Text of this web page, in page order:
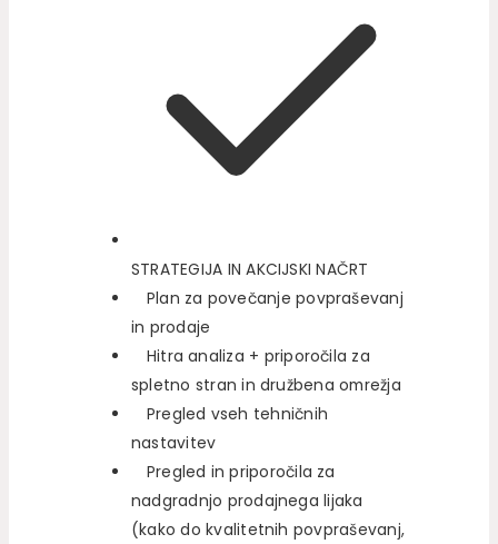
STRATEGIJA IN AKCIJSKI NAČRT
Plan za povečanje povpraševanj
in prodaje
Hitra analiza + priporočila za
spletno stran in družbena omrežja
Pregled vseh tehničnih
nastavitev
Pregled in priporočila za
nadgradnjo prodajnega lijaka
(kako do kvalitetnih povpraševanj,